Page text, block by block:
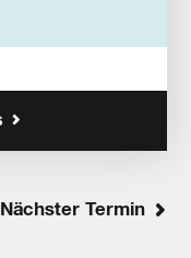
Nächster Termin